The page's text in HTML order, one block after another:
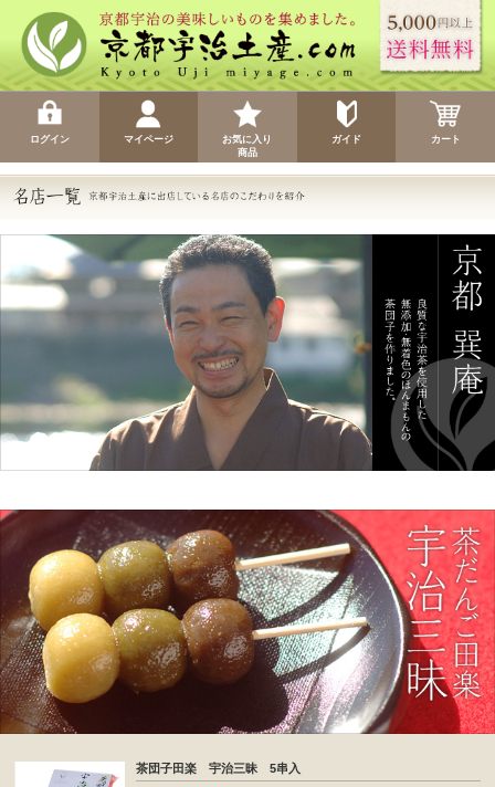
ログイン マイページ
お気に入り
商品
ガイド カート
茶団子田楽 宇治三昧 5串入